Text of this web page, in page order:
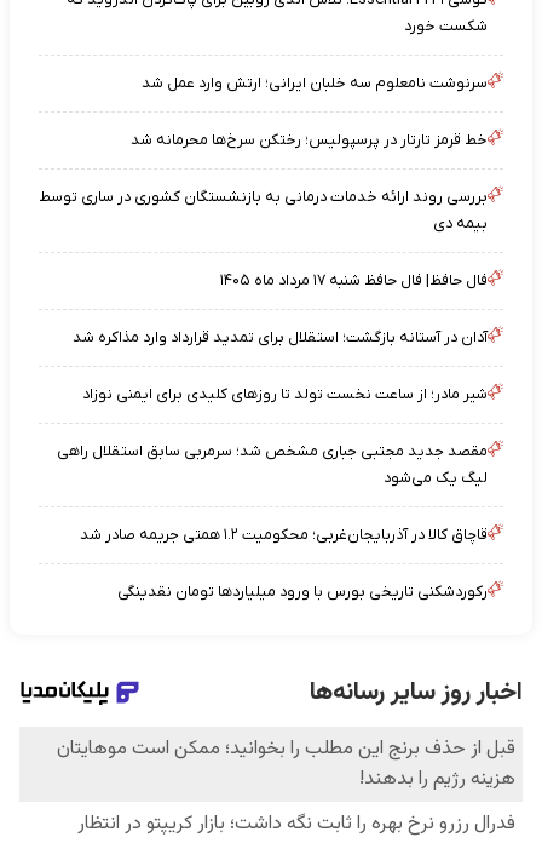
شکست خورد
سرنوشت نامعلوم سه خلبان ایرانی؛ ارتش وارد عمل شد
خط قرمز تارتار در پرسپولیس؛ رختکن سرخ‌ها محرمانه شد
بررسی روند ارائه خدمات درمانی به بازنشستگان کشوری در ساری توسط
بیمه دی
فال حافظ| فال حافظ شنبه ۱۷ مرداد ماه ۱۴۰۵
آدان در آستانه بازگشت؛ استقلال برای تمدید قرارداد وارد مذاکره شد
شیر مادر؛ از ساعت نخست تولد تا روزهای کلیدی برای ایمنی نوزاد
مقصد جدید مجتبی جباری مشخص شد؛ سرمربی سابق استقلال راهی
لیگ یک می‌شود
قاچاق کالا در آذربایجان‌غربی؛ محکومیت ۱.۲ همتی جریمه صادر شد
رکوردشکنی تاریخی بورس با ورود میلیاردها تومان نقدینگی